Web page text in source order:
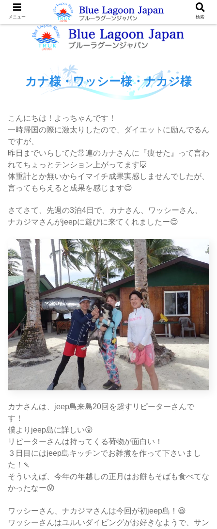
カナ様・ワッシー様・ナカジ様
こんにちは！よっちゃんです！
一時帰国の際に激太りしたので、ダイエットに励んでるん
ですが、
昨日までいらしてた常連のカナさんに『痩せた』って言わ
れてちょっとテンション上がってます🐷
体重計とか無いからイマイチ成果実感しませんでしたが、
言ってもらえると成果を感じます😊
さてさて、先週の3泊4日で、カナさん、ワッシーさん、
ナカジマさんがjeepに遊びに来てくれましたー😊
カナさんは、jeep島来島20回を超すリピーターさんで
す！
僕よりjeep島に詳しい😲
リピーターさんは持ってくる荷物が面白い！
３日目にはjeep島キッチンでお雑煮を作って下さいまし
た！🍡
そういえば、今年の年越しの正月はお餅もそばも食べてな
かったなー😟
ワッシーさん、ナカジマさんは今回が初jeep島！😆
ワッシーさんはユルいダイビングがお好きなようで、サン
メニュー 検索